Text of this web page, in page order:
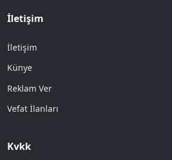
İletişim
İletişim
Künye
Reklam Ver
Vefat İlanları
Kvkk